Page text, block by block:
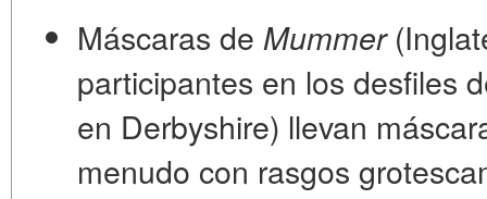
Máscaras de Mummer
participantes en los desfiles
en Derbyshire) llevan
menudo con rasgos